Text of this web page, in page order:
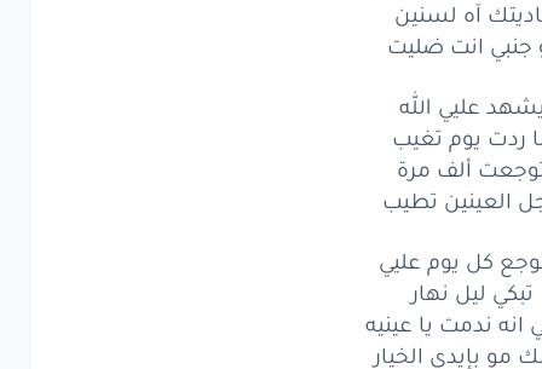
حديوما
انتضليت
علييالله
ألف
العينينتطيب
آه لسنين
جنبي انت ضليت
يشهد عليي الله
ردت يوم تغيب
ألف مرة
العينين تطيب
كل يوم عليي
تبكي ليل نهار
انه ندمت يا عينيه
مو بإيدي الخيار